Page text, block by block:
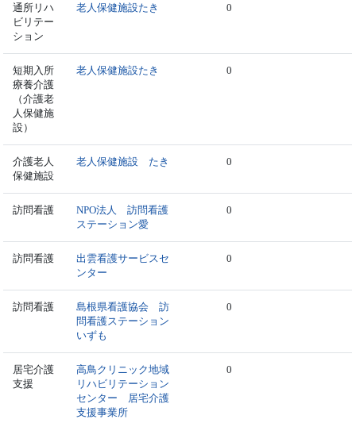
通所リハ
ビリテー
ション
老人保健施設たき 0
短期入所
療養介護
（介護老
人保健施
設）
老人保健施設たき 0
介護老人
保健施設
老人保健施設 たき 0
訪問看護
NPO法人 訪問看護
ステーション愛
0
訪問看護
出雲看護サービスセ
ンター
0
訪問看護
島根県看護協会 訪
問看護ステーション
いずも
0
居宅介護
支援
高鳥クリニック地域
リハビリテーション
センター 居宅介護
支援事業所
0